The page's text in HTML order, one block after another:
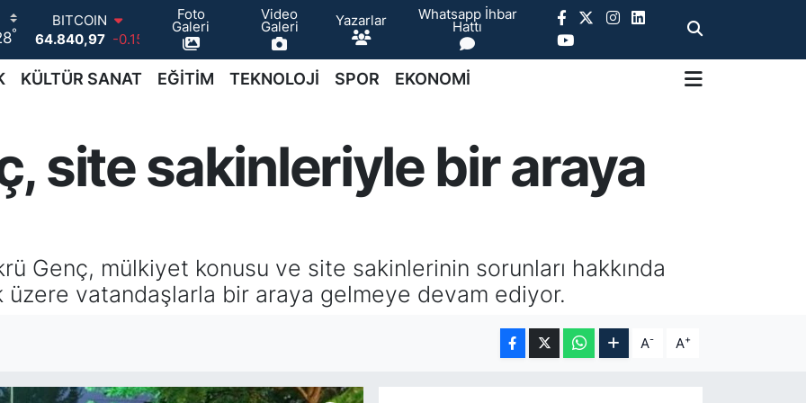
°
BITCOIN
64.840,97 -0.15
47,7436 0.18
64,4811
GRAM ALTIN
6660.55 0
Foto
Galeri
Video
Galeri Yazarlar Whatsapp İhbar
Hattı
KÜLTÜR SANAT EĞİTİM TEKNOLOJİ SPOR EKONOMİ
site sakinleriyle bir araya
Genç, mülkiyet konusu ve site sakinlerinin sorunları hakkında
üzere vatandaşlarla bir araya gelmeye devam ediyor.
A- A+